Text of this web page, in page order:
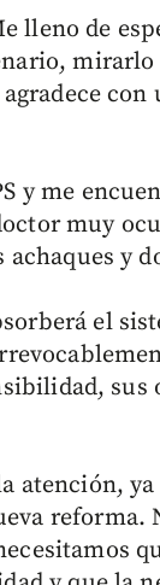
lleno de
y me
muy
y
el
sus
atención,
reforma.